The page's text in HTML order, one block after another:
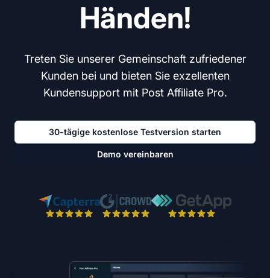
Händen!
Treten Sie unserer Gemeinschaft zufriedener
Kunden bei und bieten Sie exzellenten
Kundensupport mit Post Affiliate Pro.
30-tägige kostenlose Testversion starten
Demo vereinbaren